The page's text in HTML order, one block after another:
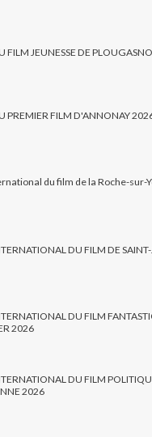
FILM JEUNESSE DE
PREMIER FILM D'ANNONAY
du film de la Roche-sur-
DU FILM DE
DU FILM
2026
DU FILM
2026